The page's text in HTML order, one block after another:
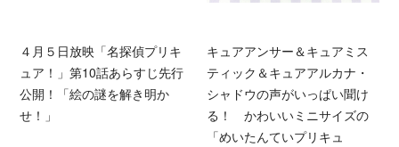
４月５日放映「名探偵プリキ
ュア！」第10話あらすじ先行
公開！「絵の謎を解き明か
せ！」
キュアアンサー＆キュアミス
ティック＆キュアアルカナ・
シャドウの声がいっぱい聞け
る！ かわいいミニサイズの
「めいたんていプリキュ